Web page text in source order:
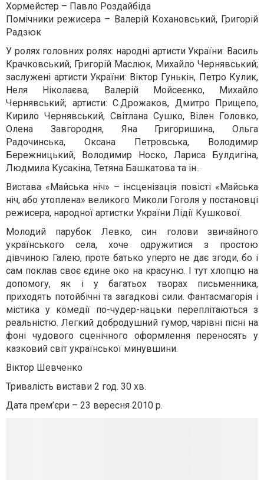
Хормейстер – Павло Роздайбіда
Помічники режисера – Валерій Кохановський, Григорій
Радзюк
У ролях головних ролях: народні артисти України: Василь
Крачковський, Григорій Маслюк, Михайло Чернявський;
заслужені артисти України: Віктор Гунькін, Петро Кулик,
Неля Ніколаєва, Валерій Мойсеєнко, Михайло
Чернявський; артисти: С.Дрожаков, Дмитро Прищепо,
Кирило Чернявський, Світлана Сушко, Вілен Головко,
Олена Завгородня, Яна Григоришина, Ольга
Радочинська, Оксана Петровська, Володимир
Бережницький, Володимир Носко, Лариса Булдигіна,
Людмила Кусакіна, Тетяна Башкатова та ін..
Вистава «Майська ніч» – інсценізація повісті «Майська
ніч, або утоплена» великого Миколи Гоголя у постановці
режисера, народної артистки України Лідії Кушкової.
Молодий парубок Левко, син голови звичайного
українського села, хоче одружитися з простою
дівчиною Галею, проте батько уперто не дає згоди, бо і
сам поклав своє єдине око на красуню. І тут хлопцю на
допомогу, як і у багатьох творах письменника,
приходять потойбічні та загадкові сили. Фантасмагорія і
містика у комедії по-чудер-нацьки переплітаються з
реальністю. Легкий добродушний гумор, чарівні пісні на
фоні чудового сценічного оформлення переносять у
казковий світ української минувшини.
Віктор Шевченко
Тривалість вистави 2 год. 30 хв.
Дата прем’єри – 23 вересня 2010 р.